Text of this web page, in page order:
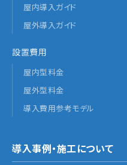
屋内導入ガイド
屋外導入ガイド
設置費用
屋内型料金
屋外型料金
導入費用参考モデル
導入事例・施工について